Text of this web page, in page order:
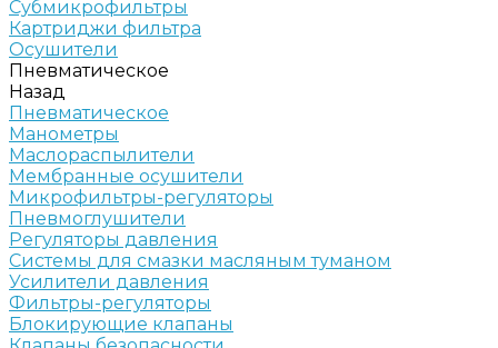
Субмикрофильтры
Картриджи фильтра
Осушители
Пневматическое
Назад
Пневматическое
Манометры
Маслораспылители
Мембранные осушители
Микрофильтры-регуляторы
Пневмоглушители
Регуляторы давления
Системы для смазки масляным туманом
Усилители давления
Фильтры-регуляторы
Блокирующие клапаны